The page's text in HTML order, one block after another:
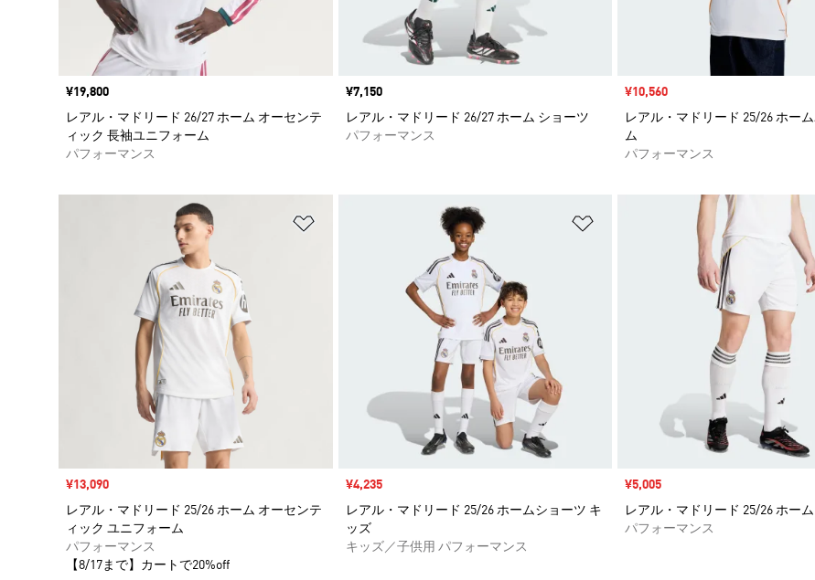
価格
¥19,800
レアル・マドリード 26/27 ホーム オーセンテ
ィック 長袖ユニフォーム
パフォーマンス
価格
¥7,150
レアル・マドリード 26/27 ホーム ショーツ
パフォーマンス
セール価格
¥10,560
レアル・マドリード 25/26 ホー
ム
パフォーマンス
ほしいものリストに追加
セール価格
¥13,090
レアル・マドリード 25/26 ホーム オーセンテ
ィック ユニフォーム
パフォーマンス
【8/17まで】カートで20%off
ほしいものリストに追加
セール価格
¥4,235
レアル・マドリード 25/26 ホームショーツ キ
ッズ
キッズ／子供用 パフォーマンス
セール価格
¥5,005
レアル・マドリード 25/26 ホー
パフォーマンス